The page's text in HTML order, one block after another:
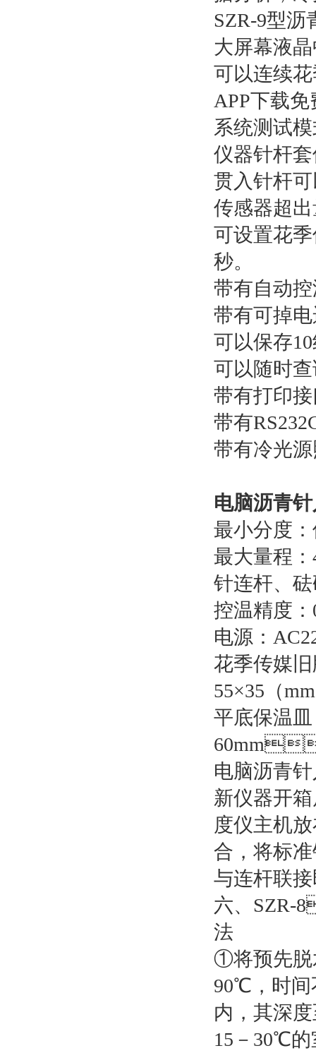
SZR-9型沥
大屏幕液晶
可以连续花
APP下载免
系统测试模
仪器针杆套
贯入针杆可
传感器超出
可设置花季
秒。
带有自动控
带有可掉电
可以保存10
可以随时查
带有打印
带有
带有冷光源
电脑沥青
最小分度
最大量程
针连杆
控温精度
电源：
花季传媒旧
55×35（
平底保温皿
电脑沥青
新仪器开箱
度仪主机放
合，将
与连杆联接
六、
法
①将预先脱
90℃，
内，
15－30℃的